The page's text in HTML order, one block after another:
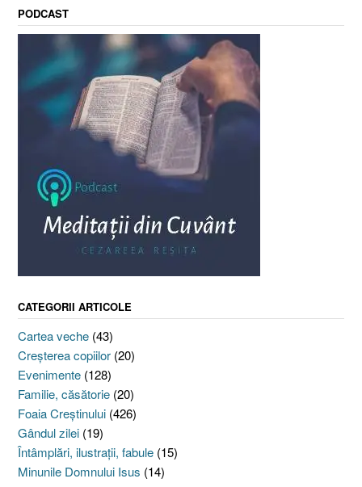
PODCAST
CATEGORII ARTICOLE
Cartea veche (43)
Creşterea copiilor (20)
Evenimente (128)
Familie, căsătorie (20)
Foaia Creştinului (426)
Gândul zilei (19)
Întâmplări, ilustraţii, fabule (15)
Minunile Domnului Isus (14)